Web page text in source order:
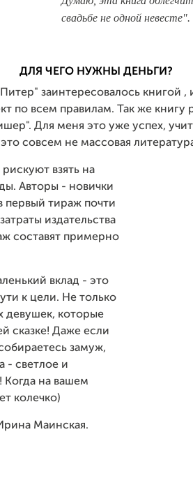
свадьбе не одной невесте".
ДЛЯ ЧЕГО НУЖНЫ ДЕНЬГИ?
заинтересовалось книгой ,
по всем правилам. Так же книгу
Для меня это уже успех,
совсем не массовая
взять на
Авторы - новички
первый тираж почти
издательства
составят примерно
вклад - это
к цели. Не только
девушек, которые
сказке! Даже если
замуж,
- светлое и
на вашем
колечко)
Маинская.